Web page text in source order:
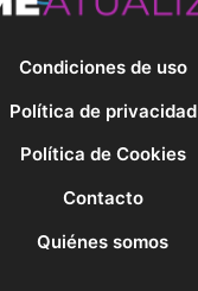
Condiciones de uso
Política de privacidad
Política de Cookies
Contacto
Quiénes somos